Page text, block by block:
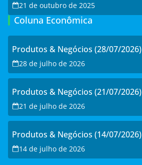
21 de outubro de 2025
Coluna Econômica
Produtos & Negócios (28/07/2026)
28 de julho de 2026
Produtos & Negócios (21/07/2026)
21 de julho de 2026
Produtos & Negócios (14/07/2026)
14 de julho de 2026